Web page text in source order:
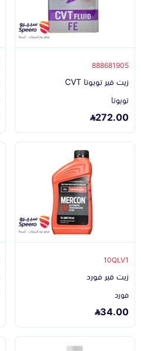
888681905
زيت قير تويوتا CVT
تويوتا
272.00
10QLV1
زيت قير فورد
فورد
34.00